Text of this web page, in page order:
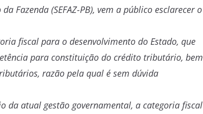
Fazenda (SEFAZ-PB), vem a público esclarecer o
fiscal para o desenvolvimento do Estado, que
para constituição do crédito tributário, bem
razão pela qual é sem dúvida
da atual gestão governamental, a categoria fiscal